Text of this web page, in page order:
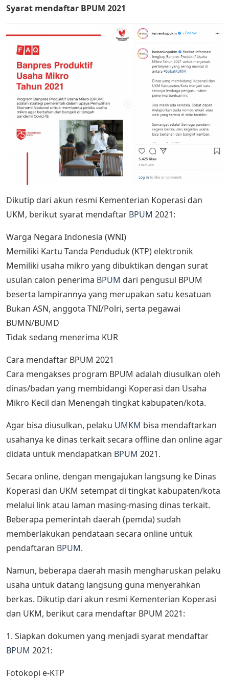
Syarat mendaftar BPUM 2021
Dikutip dari akun resmi Kementerian Koperasi dan
UKM, berikut syarat mendaftar BPUM 2021:
Warga Negara Indonesia (WNI)
Memiliki Kartu Tanda Penduduk (KTP) elektronik
Memiliki usaha mikro yang dibuktikan dengan surat
usulan calon penerima BPUM dari pengusul BPUM
beserta lampirannya yang merupakan satu kesatuan
Bukan ASN, anggota TNI/Polri, serta pegawai
BUMN/BUMD
Tidak sedang menerima KUR
Cara mendaftar BPUM 2021
Cara mengakses program BPUM adalah diusulkan oleh
dinas/badan yang membidangi Koperasi dan Usaha
Mikro Kecil dan Menengah tingkat kabupaten/kota.
Agar bisa diusulkan, pelaku UMKM bisa mendaftarkan
usahanya ke dinas terkait secara offline dan online agar
didata untuk mendapatkan BPUM 2021.
Secara online, dengan mengajukan langsung ke Dinas
Koperasi dan UKM setempat di tingkat kabupaten/kota
melalui link atau laman masing-masing dinas terkait.
Beberapa pemerintah daerah (pemda) sudah
memberlakukan pendataan secara online untuk
pendaftaran BPUM.
Namun, beberapa daerah masih mengharuskan pelaku
usaha untuk datang langsung guna menyerahkan
berkas. Dikutip dari akun resmi Kementerian Koperasi
dan UKM, berikut cara mendaftar BPUM 2021:
1. Siapkan dokumen yang menjadi syarat mendaftar
BPUM 2021:
Fotokopi e-KTP